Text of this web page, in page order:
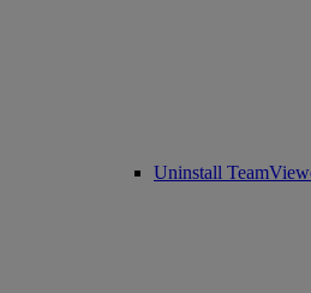
Uninstall